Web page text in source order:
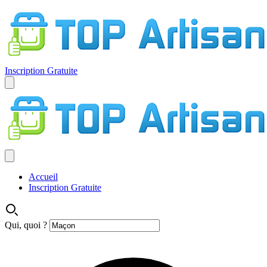
Inscription Gratuite
Accueil
Inscription Gratuite
Qui, quoi ?